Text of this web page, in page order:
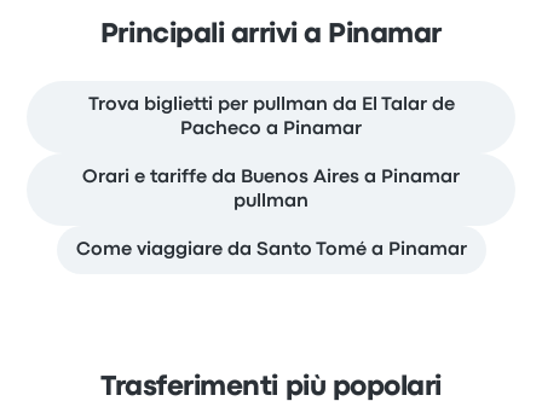
Principali arrivi a Pinamar
Trova biglietti per pullman da El Talar de
Pacheco a Pinamar
Orari e tariffe da Buenos Aires a Pinamar
pullman
Come viaggiare da Santo Tomé a Pinamar
Trasferimenti più popolari